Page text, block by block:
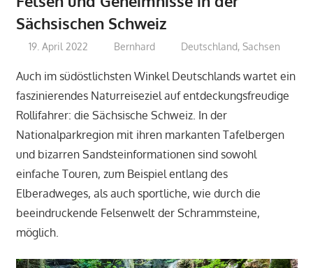
Sächsischen Schweiz
19. April 2022 Bernhard Deutschland,Sachsen
Auch im südöstlichsten Winkel Deutschlands wartet ein
faszinierendes Naturreiseziel auf entdeckungsfreudige
Rollifahrer: die Sächsische Schweiz. In der
Nationalparkregion mit ihren markanten Tafelbergen
und bizarren Sandsteinformationen sind sowohl
einfache Touren, zum Beispiel entlang des
Elberadweges, als auch sportliche, wie durch die
beeindruckende Felsenwelt der Schrammsteine,
möglich.